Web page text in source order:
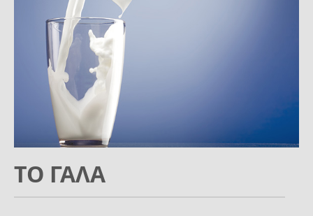
ΤΟ ΓΑΛΑ